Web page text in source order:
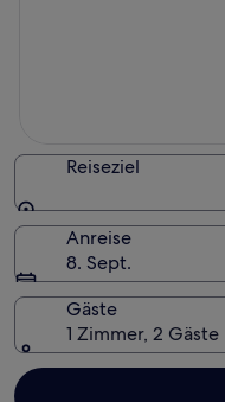
Reiseziel
Reiseziel
Anreise
8. Sept.
Gäste
1 Zimmer, 2 Gäste